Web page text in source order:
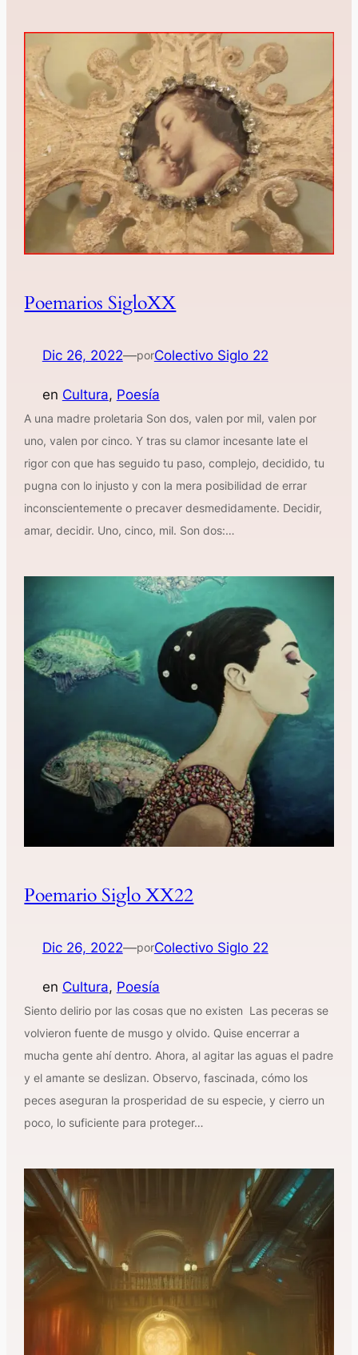
Poemarios SigloXX
Dic 26, 2022—porColectivo Siglo 22
en Cultura, Poesía
A una madre proletaria Son dos, valen por mil, valen por
uno, valen por cinco. Y tras su clamor incesante late el
rigor con que has seguido tu paso, complejo, decidido, tu
pugna con lo injusto y con la mera posibilidad de errar
inconscientemente o precaver desmedidamente. Decidir,
amar, decidir. Uno, cinco, mil. Son dos:…
Poemario Siglo XX22
Dic 26, 2022—porColectivo Siglo 22
en Cultura, Poesía
Siento delirio por las cosas que no existen Las peceras se
volvieron fuente de musgo y olvido. Quise encerrar a
mucha gente ahí dentro. Ahora, al agitar las aguas el padre
y el amante se deslizan. Observo, fascinada, cómo los
peces aseguran la prosperidad de su especie, y cierro un
poco, lo suficiente para proteger…